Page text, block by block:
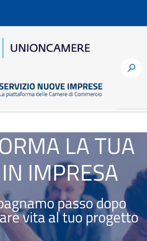
content
h
LA TUA
IMPRESA
passo dopo
vita al tuo progetto